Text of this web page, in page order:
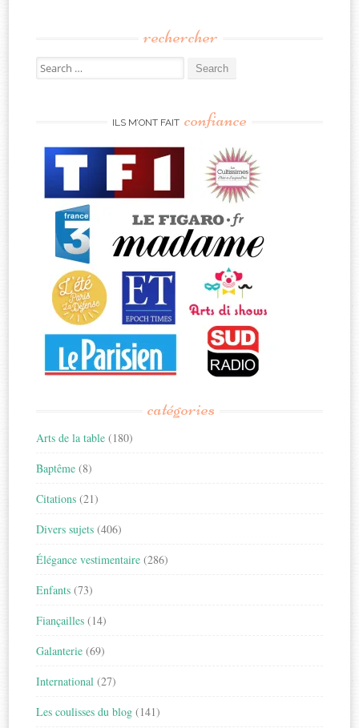
rechercher
Search
for:
ILS M’ONT FAIT confiance
catégories
Arts de la table (180)
Baptême (8)
Citations (21)
Divers sujets (406)
Élégance vestimentaire (286)
Enfants (73)
Fiançailles (14)
Galanterie (69)
International (27)
Les coulisses du blog (141)